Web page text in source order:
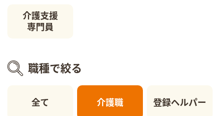
介護支援
専門員
職種で絞る
全て 介護職 登録ヘルパー